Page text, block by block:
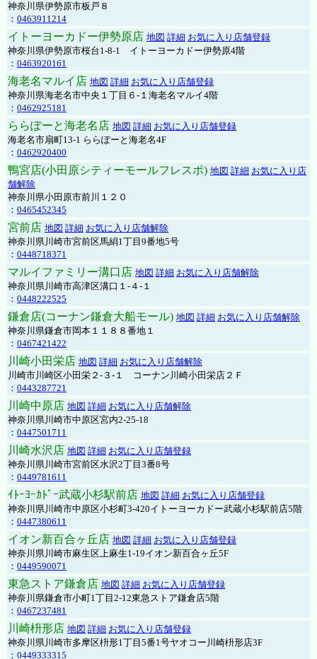
神奈川県伊勢原市板戸８
： 0463911214
イトーヨーカドー伊勢原店 地図 詳細 お気に入り店舗登録
神奈川県伊勢原市桜台1-8-1 イトーヨーカドー伊勢原4階
： 0463920161
海老名マルイ店 地図 詳細 お気に入り店舗登録
神奈川県海老名市中央１丁目６-１海老名マルイ4階
： 0462925181
ららぽーと海老名店 地図 詳細 お気に入り店舗登録
海老名市扇町13-1 ららぽーと海老名4F
： 0462920400
鴨宮店(小田原シティーモールフレスポ) 地図 詳細 お気に入り店
舗解除
神奈川県小田原市前川１２０
： 0465452345
宮前店 地図 詳細 お気に入り店舗解除
神奈川県川崎市宮前区馬絹1丁目9番地5号
： 0448718371
マルイファミリー溝口店 地図 詳細 お気に入り店舗解除
神奈川県川崎市高津区溝口１-４-１
： 0448222525
鎌倉店(コーナン鎌倉大船モール) 地図 詳細 お気に入り店舗解除
神奈川県鎌倉市岡本１１８８番地１
： 0467421422
川崎小田栄店 地図 詳細 お気に入り店舗解除
川崎市川崎区小田栄２‐３‐１ コーナン川崎小田栄店２Ｆ
： 0443287721
川崎中原店 地図 詳細 お気に入り店舗解除
神奈川県川崎市中原区宮内2-25-18
： 0447501711
川崎水沢店 地図 詳細 お気に入り店舗登録
神奈川県川崎市宮前区水沢2丁目3番8号
： 0449781611
ｲﾄｰﾖｰｶﾄﾞｰ武蔵小杉駅前店 地図 詳細 お気に入り店舗登録
神奈川県川崎市中原区小杉町3-420イトーヨーカドー武蔵小杉駅前店5階
： 0447380611
イオン新百合ヶ丘店 地図 詳細 お気に入り店舗登録
神奈川県川崎市麻生区上麻生1-19イオン新百合ヶ丘5F
： 0449590071
東急ストア鎌倉店 地図 詳細 お気に入り店舗登録
神奈川県鎌倉市小町1丁目2-12東急ストア鎌倉店5階
： 0467237481
川崎枡形店 地図 詳細 お気に入り店舗登録
神奈川県川崎市多摩区枡形1丁目5番1号ヤオコー川崎枡形店3F
： 0449333315